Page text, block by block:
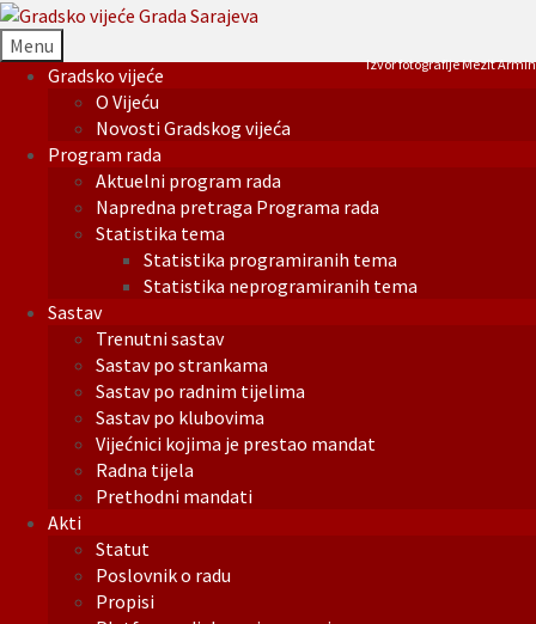
Menu
Gradsko vijeće
O Vijeću
Novosti Gradskog vijeća
Program rada
Aktuelni program rada
Napredna pretraga Programa rada
Statistika tema
Statistika programiranih tema
Statistika neprogramiranih tema
Sastav
Trenutni sastav
Sastav po strankama
Sastav po radnim tijelima
Sastav po klubovima
Vijećnici kojima je prestao mandat
Radna tijela
Prethodni mandati
Akti
Statut
Poslovnik o radu
Propisi
Izvor fotografije Mezit Armin